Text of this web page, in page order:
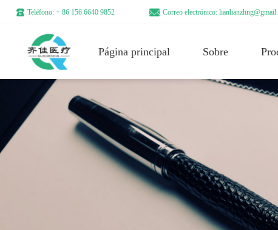
Teléfono: + 86 156 6640 9852 Correo electrónico:
Página principal Sobre